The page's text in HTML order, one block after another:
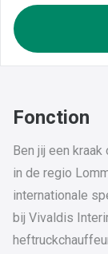
Fonction
Ben jij een
in de regio
internationale
bij Vivaldis